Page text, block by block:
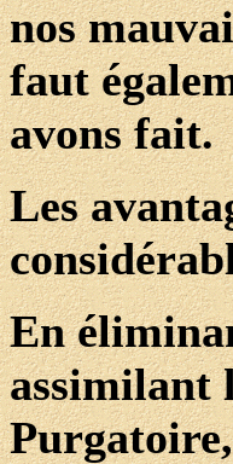
nos
faut
avons fait.
Les
En
assimilant